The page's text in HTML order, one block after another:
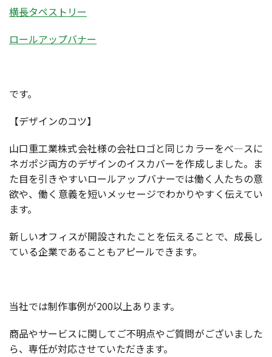
横長タペストリー
ロールアップバナー
です。
【デザインのコツ】
山口重工業株式会社様の会社ロゴと同じカラーをべ―スに
ネガポジ両方のデザインのイスカバーを作成しました。ま
た目を引きやすいロールアップバナーでは働く人たちの意
欲や、働く意義を短いメッセージでわかりやすく伝えてい
ます。
新しいオフィスが開設されたことを伝えることで、成長し
ている企業であることもアピールできます。
当社では制作事例が200以上あります。
商品やサービスに関してご不明点やご質問がございました
ら、専任が対応させていただきます。